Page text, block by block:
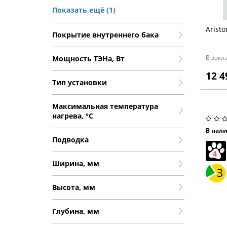
Под мойкой
Показать ещё (1)
Покрытие внутреннего бака
Мощность ТЭНа, Вт
Тип установки
Максимальная температура
нагрева, °С
Подводка
Ширина, мм
Высота, мм
Глубина, мм
В
12
Класс
работы
В